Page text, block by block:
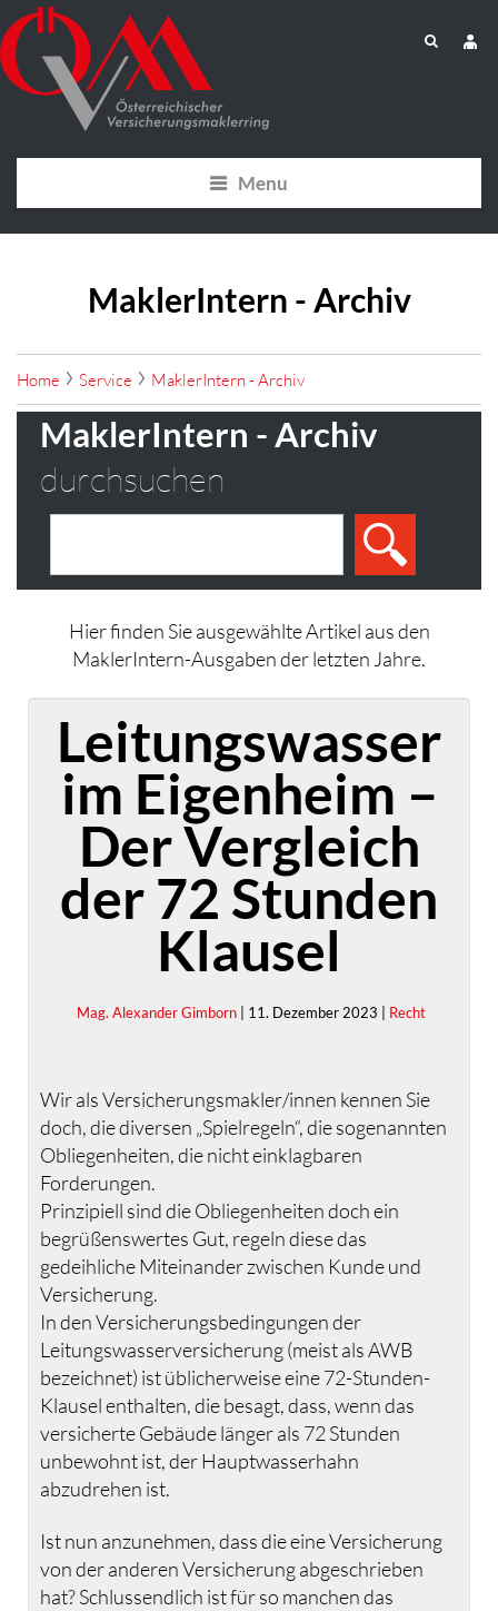
Menu
MaklerIntern - Archiv
Home Service MaklerIntern - Archiv
MaklerIntern - Archiv
durchsuchen
Hier finden Sie ausgewählte Artikel aus den
MaklerIntern-Ausgaben der letzten Jahre.
Leitungswasser
im Eigenheim –
Der Vergleich
der 72 Stunden
Klausel
Mag. Alexander Gimborn | 11. Dezember 2023 | Recht
Wir als Versicherungsmakler/innen kennen Sie
doch, die diversen „Spielregeln“, die sogenannten
Obliegenheiten, die nicht einklagbaren
Forderungen.
Prinzipiell sind die Obliegenheiten doch ein
begrüßenswertes Gut, regeln diese das
gedeihliche Miteinander zwischen Kunde und
Versicherung.
In den Versicherungsbedingungen der
Leitungswasserversicherung (meist als AWB
bezeichnet) ist üblicherweise eine 72-Stunden-
Klausel enthalten, die besagt, dass, wenn das
versicherte Gebäude länger als 72 Stunden
unbewohnt ist, der Hauptwasserhahn
abzudrehen ist.
Ist nun anzunehmen, dass die eine Versicherung
von der anderen Versicherung abgeschrieben
hat? Schlussendlich ist für so manchen das